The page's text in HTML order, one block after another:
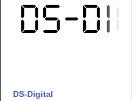
DS-Digital